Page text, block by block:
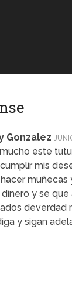
Gonzalez
este
mis
muñecas
y se que
deverdad
y sigan